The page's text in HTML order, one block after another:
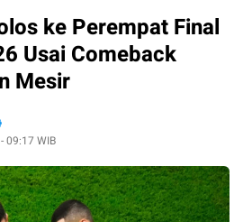
ke Perempat Final
Usai Comeback
Mesir
09:17 WIB